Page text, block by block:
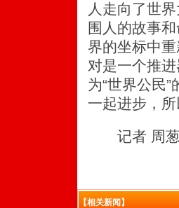
人走向了世
围人的故事
界的坐标中
对是一个推
为“世界公民
一起进步，
记者 周
【相关新闻】